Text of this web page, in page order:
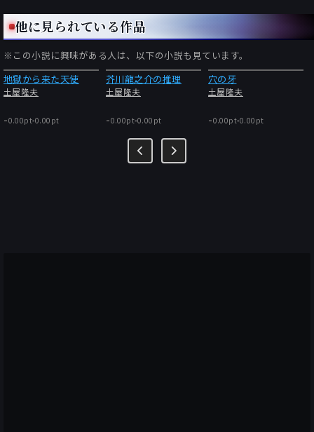
他に見られている作品
※この小説に興味がある人は、以下の小説も見ています。
地獄から来た天使
土屋隆夫
-0.00pt-0.00pt
芥川龍之介の推理
土屋隆夫
-0.00pt-0.00pt
穴の牙
土屋隆夫
-0.00pt-0.00pt